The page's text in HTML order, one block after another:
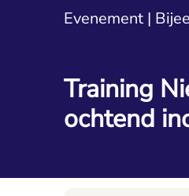
Evenement |
Training
ochtend